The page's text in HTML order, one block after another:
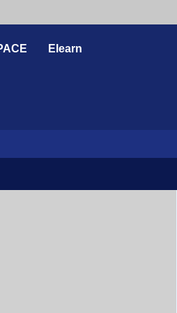
Elearn